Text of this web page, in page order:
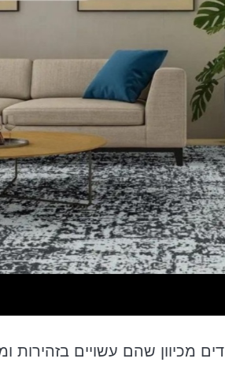
מכיוון שהם עשויים בזהירות